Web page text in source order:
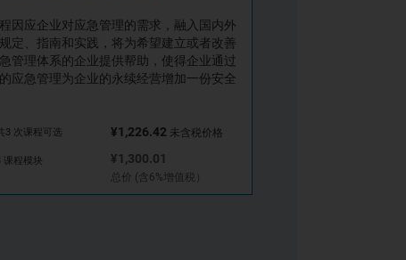
因应企业对应急管理的需求，融入国内外
定、指南和实践，将为希望建立或者改善
管理体系的企业提供帮助，使得企业通过
应急管理为企业的永续经营增加一份安全
3 次课程可选
课程模块
¥1,226.42 未含税价格
¥1,300.01
总价 (含6%增值税）